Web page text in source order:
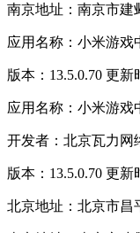
南京地址：南京市建
应用名称：小米游戏
版本：13.5.0.70 更新
应用名称：小米游戏
开发者：北京瓦力网
版本：13.5.0.70 更新
北京地址：北京市昌